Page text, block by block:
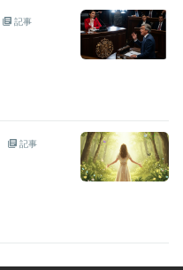
記事
記事